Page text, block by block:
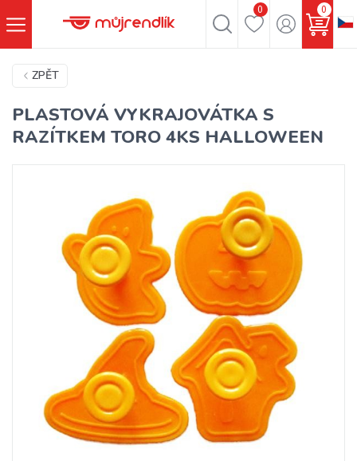
0 0
ZPĚT
PLASTOVÁ VYKRAJOVÁTKA S
RAZÍTKEM TORO 4KS HALLOWEEN